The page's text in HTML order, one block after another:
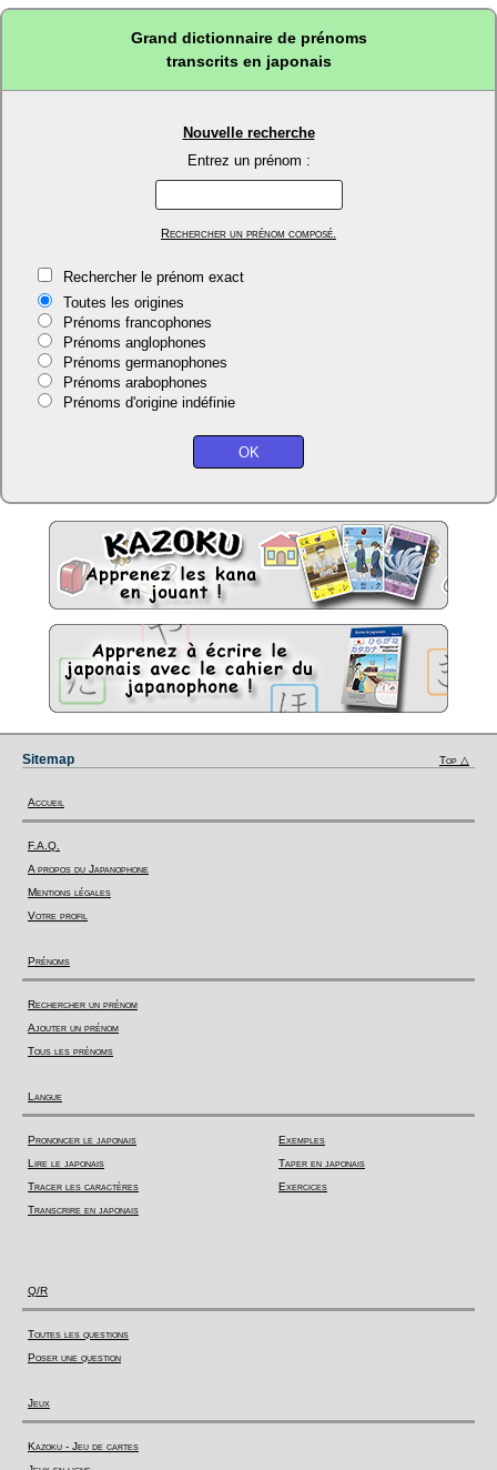
Grand dictionnaire de prénoms
transcrits en japonais
Nouvelle recherche
Entrez un prénom :
Rechercher un prénom composé.
Rechercher le prénom exact
Toutes les origines
Prénoms francophones
Prénoms anglophones
Prénoms germanophones
Prénoms arabophones
Prénoms d'origine indéfinie
Sitemap Top △
Accueil
F.A.Q.
A propos du Japanophone
Mentions légales
Votre profil
Prénoms
Rechercher un prénom
Ajouter un prénom
Tous les prénoms
Langue
Prononcer le japonais
Lire le japonais
Tracer les caractères
Transcrire en japonais
Exemples
Taper en japonais
Exercices
Q/R
Toutes les questions
Poser une question
Jeux
Kazoku - Jeu de cartes